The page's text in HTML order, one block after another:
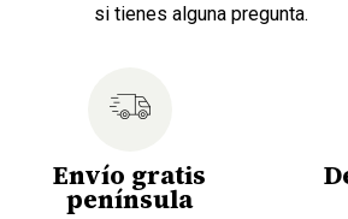
si tienes alguna pregunta.
Envío gratis
península